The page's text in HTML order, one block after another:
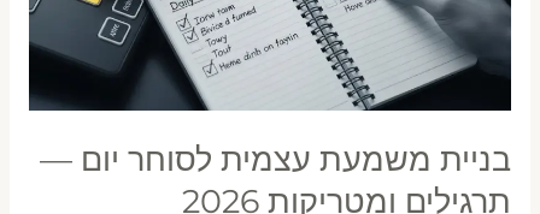
בניית משמעת עצמית לסוחר יום —
תרגילים ומטריקות 2026
—
תרגילים
ומטריקות
2026